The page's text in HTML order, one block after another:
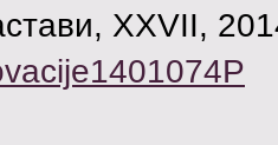
XXVII,